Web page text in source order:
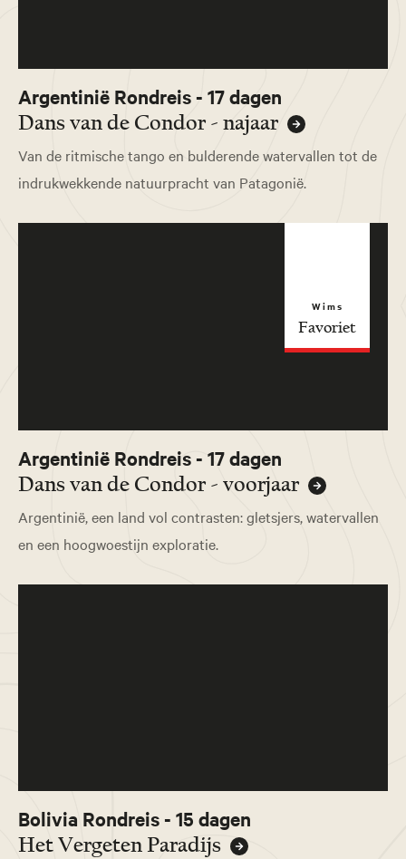
Argentinië Rondreis - 17 dagen
Dans van de Condor - najaar
Van de ritmische tango en bulderende watervallen tot de
indrukwekkende natuurpracht van Patagonië.
Wims
Favoriet
Argentinië Rondreis - 17 dagen
Dans van de Condor - voorjaar
Argentinië, een land vol contrasten: gletsjers, watervallen
en een hoogwoestijn exploratie.
Bolivia Rondreis - 15 dagen
Het Vergeten Paradijs